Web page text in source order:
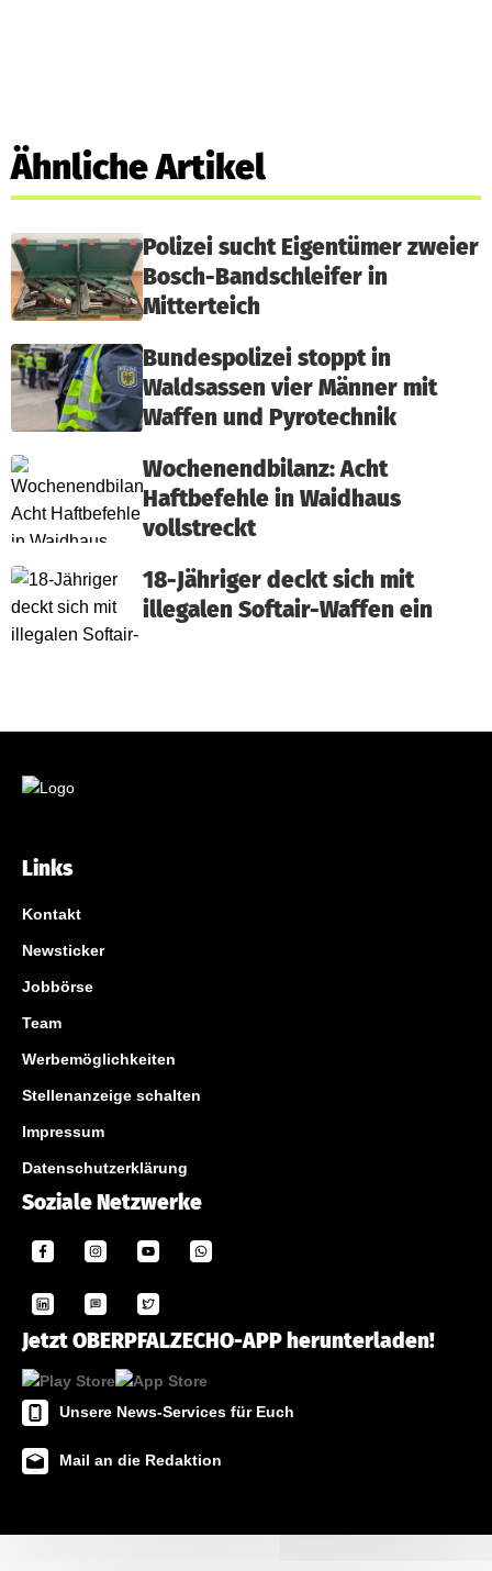
Ähnliche Artikel
Polizei sucht Eigentümer zweier
Bosch-Bandschleifer in
Mitterteich
Bundespolizei stoppt in
Waldsassen vier Männer mit
Waffen und Pyrotechnik
Wochenendbilanz: Acht
Haftbefehle in Waidhaus
vollstreckt
18-Jähriger deckt sich mit
illegalen Softair-Waffen ein
Links
Kontakt
Newsticker
Jobbörse
Team
Werbemöglichkeiten
Stellenanzeige schalten
Impressum
Datenschutzerklärung
Soziale Netzwerke
Jetzt OBERPFALZECHO-APP herunterladen!
Unsere News-Services für Euch
Mail an die Redaktion